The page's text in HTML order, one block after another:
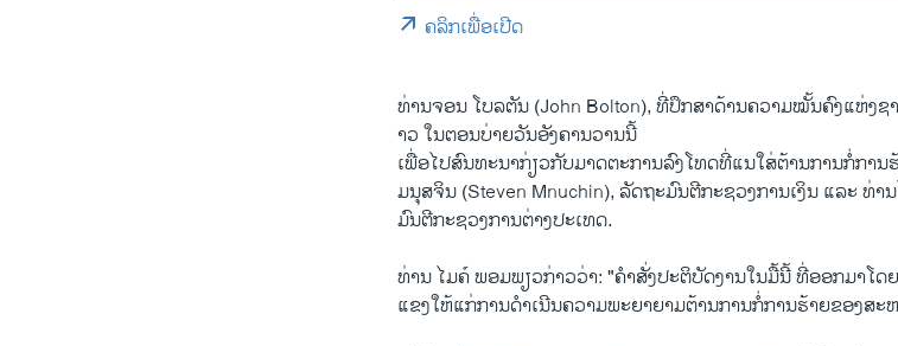
ຄລິກເພື່ອເປີດ
ທ່ານຈອນ ໂບ​ລ​ຕັນ (John Bolton), ທີ່​ປຶກ​ສາ​ດ້ານ​ຄວາມ​ໝັ້ນ​ຄົງແຫ່ງ
າວ ໃນ​ຕອນ​ບ່າຍວັນ​ອັງ​ຄານວານນີ້
ເພື່ອໄປ​ສົນ​ທະ​ນາ​ກ່ຽວ​ກັບ​ມາດ​ຕະ​ການ​ລົງ​ໂທດ​ທີ່​ແນ​ໃສ່​ຕ້ານການກໍ່​ການ​
ມ​ນຸ​ສຈິນ (Steven Mnuchin), ລັດ​ຖະ​ມົນ​ຕີ​ກະ​ຊວງ​ການ​ເງິນ ແລະ ​ທ່າ
ມົນ​ຕີ​ກະ​ຊວງ​ການ​ຕ່າງ​ປະ​ເທດ.
ທ່ານ ໄມ​ຄ໌ ພອມ​ພຽວກ່າວ​ວ່າ: "ຄຳ​ສັ່ງ​ປະ​ຕິ​ບັດ​ງານໃນ​ມື້ນີ້ ທີ່ອອກ​ມາໂ
ແຂງ​ໃຫ້​ແກ່ການ​ດຳ​ເນີນ​ຄວາມ​ພະ​ຍາ​ຍາມ​ຕ້ານ​ການກໍ່ການ​ຮ້າຍ​ຂອງ​ສະ​